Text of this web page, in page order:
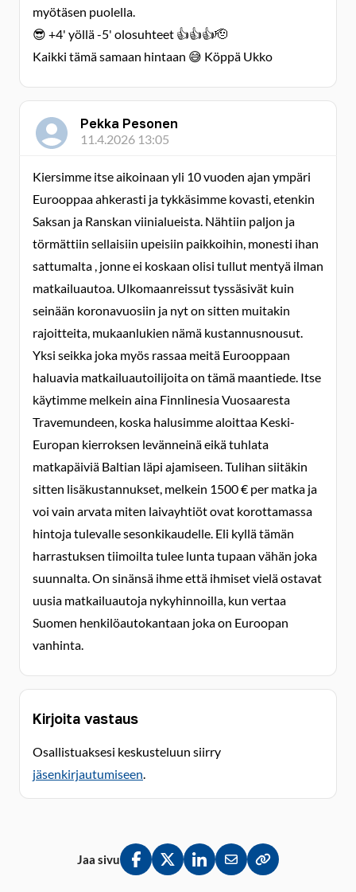
myötäsen puolella.
😎 +4' yöllä -5' olosuhteet 👍👍👍🫡
Kaikki tämä samaan hintaan 😅 Köppä Ukko
Pekka Pesonen
11.4.2026 13:05
Kiersimme itse aikoinaan yli 10 vuoden ajan ympäri
Eurooppaa ahkerasti ja tykkäsimme kovasti, etenkin
Saksan ja Ranskan viinialueista. Nähtiin paljon ja
törmättiin sellaisiin upeisiin paikkoihin, monesti ihan
sattumalta , jonne ei koskaan olisi tullut mentyä ilman
matkailuautoa. Ulkomaanreissut tyssäsivät kuin
seinään koronavuosiin ja nyt on sitten muitakin
rajoitteita, mukaanlukien nämä kustannusnousut.
Yksi seikka joka myös rassaa meitä Eurooppaan
haluavia matkailuautoilijoita on tämä maantiede. Itse
käytimme melkein aina Finnlinesia Vuosaaresta
Travemundeen, koska halusimme aloittaa Keski-
Europan kierroksen levänneinä eikä tuhlata
matkapäiviä Baltian läpi ajamiseen. Tulihan siitäkin
sitten lisäkustannukset, melkein 1500 € per matka ja
voi vain arvata miten laivayhtiöt ovat korottamassa
hintoja tulevalle sesonkikaudelle. Eli kyllä tämän
harrastuksen tiimoilta tulee lunta tupaan vähän joka
suunnalta. On sinänsä ihme että ihmiset vielä ostavat
uusia matkailuautoja nykyhinnoilla, kun vertaa
Suomen henkilöautokantaan joka on Euroopan
vanhinta.
Kirjoita vastaus
Osallistuaksesi keskusteluun siirry
jäsenkirjautumiseen.
Jaa sivu
Jaa Facebookissa
Jaa Twitterissä
Jaa LinkedInissä
Jaa sähköpostitse
Kopioi linkki